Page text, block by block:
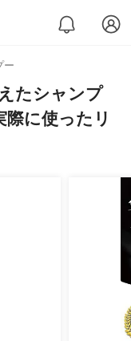
ー
たシャンプ
に使ったリ